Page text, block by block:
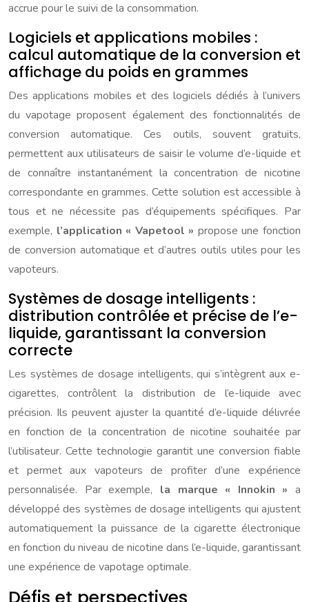
accrue pour le suivi de la consommation.
Logiciels et applications mobiles :
calcul automatique de la conversion et
affichage du poids en grammes
Des applications mobiles et des logiciels dédiés à l’univers
du vapotage proposent également des fonctionnalités de
conversion automatique. Ces outils, souvent gratuits,
permettent aux utilisateurs de saisir le volume d’e-liquide et
de connaître instantanément la concentration de nicotine
correspondante en grammes. Cette solution est accessible à
tous et ne nécessite pas d’équipements spécifiques. Par
exemple, l’application « Vapetool » propose une fonction
de conversion automatique et d’autres outils utiles pour les
vapoteurs.
Systèmes de dosage intelligents :
distribution contrôlée et précise de l’e-
liquide, garantissant la conversion
correcte
Les systèmes de dosage intelligents, qui s’intègrent aux e-
cigarettes, contrôlent la distribution de l’e-liquide avec
précision. Ils peuvent ajuster la quantité d’e-liquide délivrée
en fonction de la concentration de nicotine souhaitée par
l’utilisateur. Cette technologie garantit une conversion fiable
et permet aux vapoteurs de profiter d’une expérience
personnalisée. Par exemple, la marque « Innokin » a
développé des systèmes de dosage intelligents qui ajustent
automatiquement la puissance de la cigarette électronique
en fonction du niveau de nicotine dans l’e-liquide, garantissant
une expérience de vapotage optimale.